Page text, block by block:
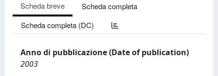
Scheda breve
Scheda completa
Scheda completa (DC)
Anno di pubblicazione (Date of publication)
2003